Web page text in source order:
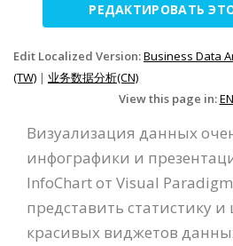
РЕДАКТИРОВАТЬ
Edit Localized Version:Business Data
(TW) | 业务数据分析(CN)
View this page in:EN
Визуализация данных
инфографики и
InfoChart от Visual
представить статистику
красивых виджетов